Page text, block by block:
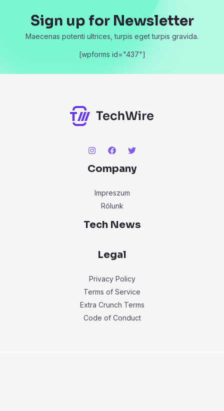
Sign up for Newsletter
Maecenas potenti ultrices, turpis eget turpis gravida.
[wpforms id="437"]
Company
Impreszum
Rólunk
Tech News
Legal
Privacy Policy
Terms of Service
Extra Crunch Terms
Code of Conduct